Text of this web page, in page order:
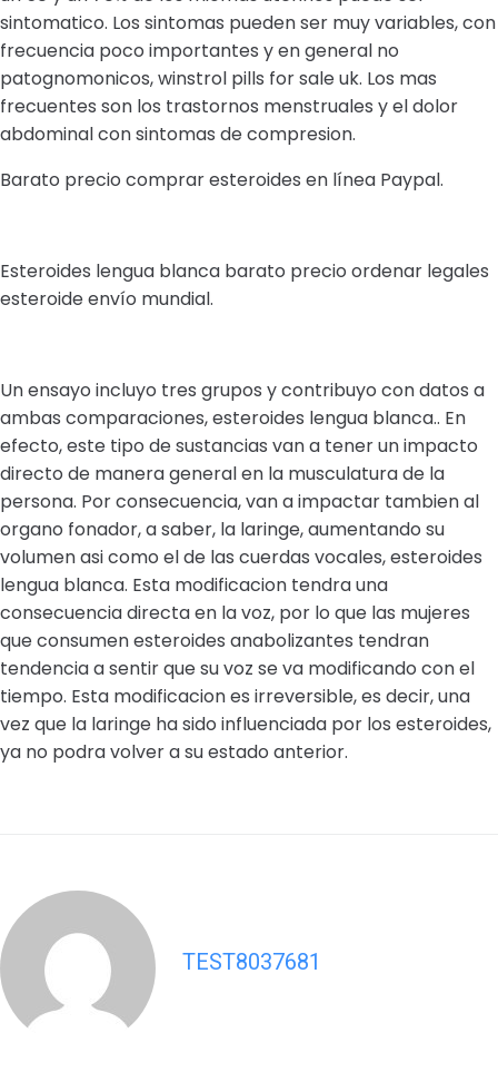
sintomatico. Los sintomas pueden ser muy variables, con
frecuencia poco importantes y en general no
patognomonicos, winstrol pills for sale uk. Los mas
frecuentes son los trastornos menstruales y el dolor
abdominal con sintomas de compresion.
Barato precio comprar esteroides en línea Paypal.
Esteroides lengua blanca barato precio ordenar legales
esteroide envío mundial.
Un ensayo incluyo tres grupos y contribuyo con datos a
ambas comparaciones, esteroides lengua blanca.. En
efecto, este tipo de sustancias van a tener un impacto
directo de manera general en la musculatura de la
persona. Por consecuencia, van a impactar tambien al
organo fonador, a saber, la laringe, aumentando su
volumen asi como el de las cuerdas vocales, esteroides
lengua blanca. Esta modificacion tendra una
consecuencia directa en la voz, por lo que las mujeres
que consumen esteroides anabolizantes tendran
tendencia a sentir que su voz se va modificando con el
tiempo. Esta modificacion es irreversible, es decir, una
vez que la laringe ha sido influenciada por los esteroides,
ya no podra volver a su estado anterior.
TEST8037681